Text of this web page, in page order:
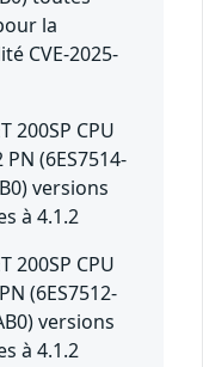
la
CVE-2025-
200SP CPU
PN (6ES7514-
versions
à 4.1.2
200SP CPU
(6ES7512-
versions
à 4.1.2